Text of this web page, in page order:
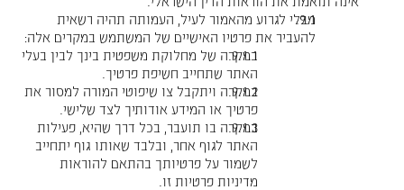
מבלי לגרוע מהאמור לעיל, העמותה תהיה רשאית
להעביר את פרטיו האישיים של המשתמש במקרים אלה:
במקרה של מחלוקת משפטית בינך לבין בעלי
האתר שתחייב חשיפת פרטיך.
במקרה ויתקבל צו שיפוטי המורה למסור את
פרטיך או המידע אודותיך לצד שלישי.
במקרה בו תועבר, בכל דרך שהיא, פעילות
האתר לגוף אחר, ובלבד שאותו גוף יתחייב
לשמור על פרטיותך בהתאם להוראות
מדיניות פרטיות זו.